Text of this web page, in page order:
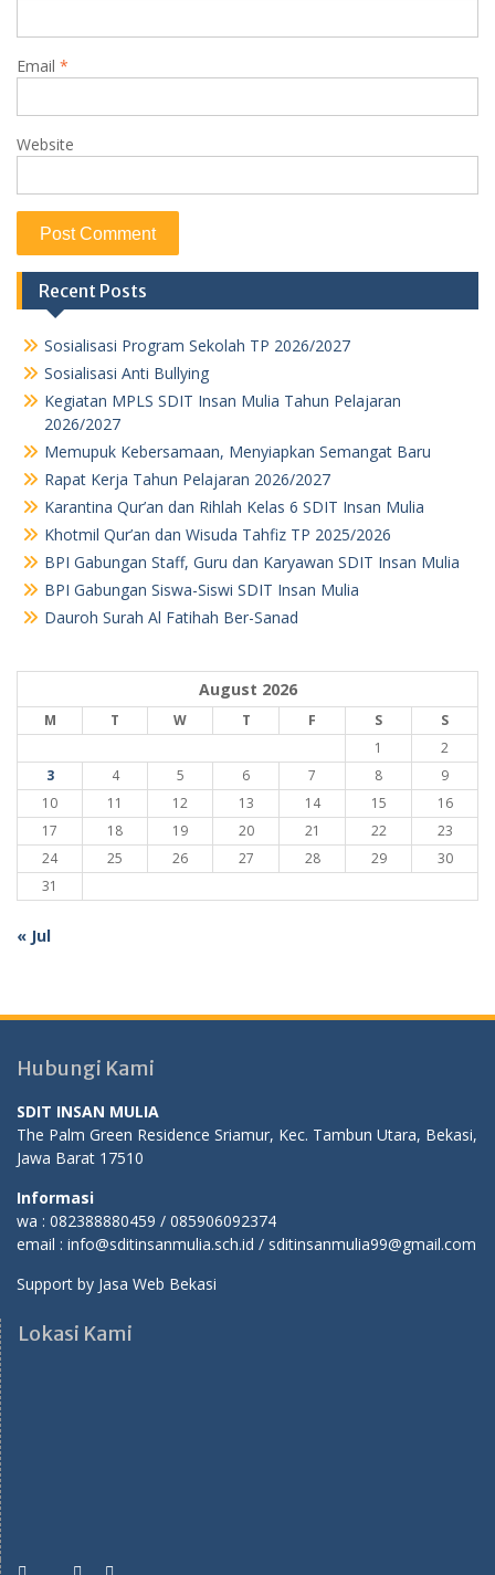
Email *
Website
Recent Posts
Sosialisasi Program Sekolah TP 2026/2027
Sosialisasi Anti Bullying
Kegiatan MPLS SDIT Insan Mulia Tahun Pelajaran
2026/2027
Memupuk Kebersamaan, Menyiapkan Semangat Baru
Rapat Kerja Tahun Pelajaran 2026/2027
Karantina Qur’an dan Rihlah Kelas 6 SDIT Insan Mulia
Khotmil Qur’an dan Wisuda Tahfiz TP 2025/2026
BPI Gabungan Staff, Guru dan Karyawan SDIT Insan Mulia
BPI Gabungan Siswa-Siswi SDIT Insan Mulia
Dauroh Surah Al Fatihah Ber-Sanad
August 2026
M T W T F S
S
1
2
3
4 5 6 7 8
9
10
11 12 13 14 15
16
17
18 19 20 21 22
23
24
25 26 27 28 29
30
31
« Jul
Hubungi Kami
SDIT INSAN MULIA
The Palm Green Residence Sriamur, Kec. Tambun Utara, Bekasi,
Jawa Barat 17510
Informasi
wa : 082388880459 / 085906092374
email : info@sditinsanmulia.sch.id / sditinsanmulia99@gmail.com
Support by Jasa Web Bekasi
Lokasi Kami